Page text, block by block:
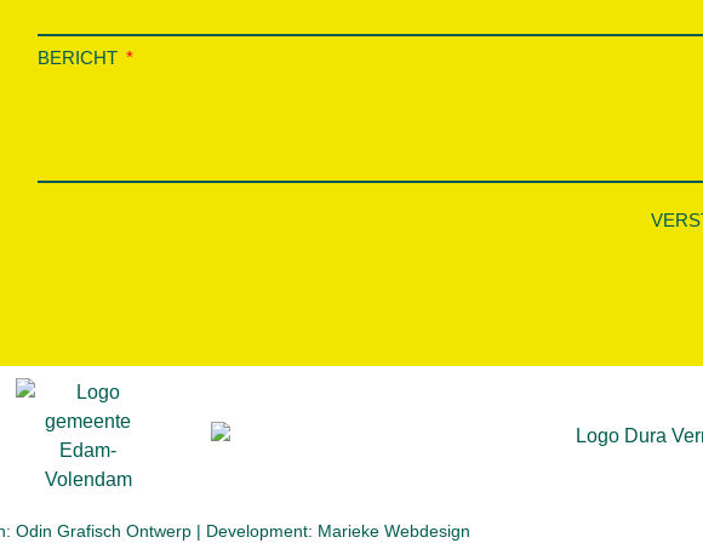
BERICHT
Odin Grafisch Ontwerp | Development: Marieke Webdesign